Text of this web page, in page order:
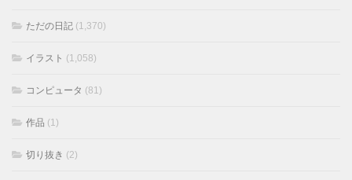
ただの日記 (1,370)
イラスト (1,058)
コンピュータ (81)
作品 (1)
切り抜き (2)